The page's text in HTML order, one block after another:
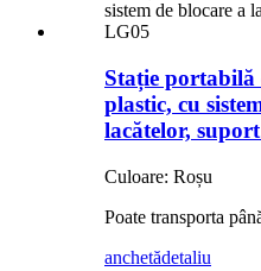
Stație portabilă
plastic, cu
lacătelor,
Culoare: Roșu
Poate transporta
anchetădetaliu